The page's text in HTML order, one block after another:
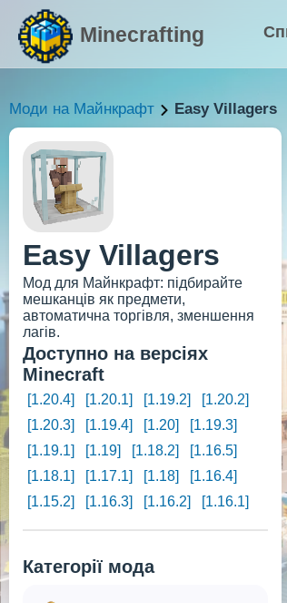
Minecrafting
Моди на Майнкрафт Easy Villagers
Easy Villagers
Мод для Майнкрафт: підбирайте
мешканців як предмети,
автоматична торгівля, зменшення
лагів.
Доступно на версіях
Minecraft
[1.20.4] [1.20.1] [1.19.2]
[1.20.2]
[1.20.3]
[1.19.4] [1.20]
[1.19.3]
[1.19.1]
[1.19] [1.18.2]
[1.16.5]
[1.18.1]
[1.17.1] [1.18]
[1.16.4]
[1.15.2]
[1.16.3] [1.16.2] [1.16.1]
Категорії мода